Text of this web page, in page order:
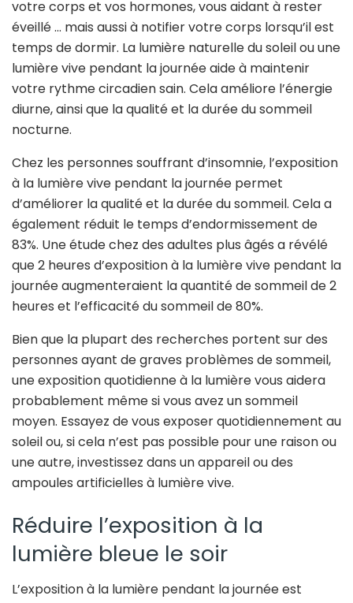
votre corps et vos hormones, vous aidant à rester
éveillé … mais aussi à notifier votre corps lorsqu’il est
temps de dormir. La lumière naturelle du soleil ou une
lumière vive pendant la journée aide à maintenir
votre rythme circadien sain. Cela améliore l’énergie
diurne, ainsi que la qualité et la durée du sommeil
nocturne.
Chez les personnes souffrant d’insomnie, l’exposition
à la lumière vive pendant la journée permet
d’améliorer la qualité et la durée du sommeil. Cela a
également réduit le temps d’endormissement de
83%. Une étude chez des adultes plus âgés a révélé
que 2 heures d’exposition à la lumière vive pendant la
journée augmenteraient la quantité de sommeil de 2
heures et l’efficacité du sommeil de 80%.
Bien que la plupart des recherches portent sur des
personnes ayant de graves problèmes de sommeil,
une exposition quotidienne à la lumière vous aidera
probablement même si vous avez un sommeil
moyen. Essayez de vous exposer quotidiennement au
soleil ou, si cela n’est pas possible pour une raison ou
une autre, investissez dans un appareil ou des
ampoules artificielles à lumière vive.
Réduire l’exposition à la
lumière bleue le soir
L’exposition à la lumière pendant la journée est